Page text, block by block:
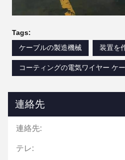
Tags:
ケーブルの製造機械
装置を
コーティングの電気ワイヤー ケ
連絡先
連絡先:
テレ: